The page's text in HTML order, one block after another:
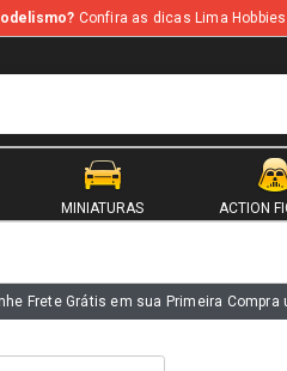
Confira as dicas Lima
MINIATURAS ACTION
Frete Grátis em sua Primeira Compra